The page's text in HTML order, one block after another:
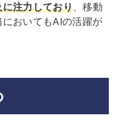
注力しており、移動
おいてもAIの活躍が